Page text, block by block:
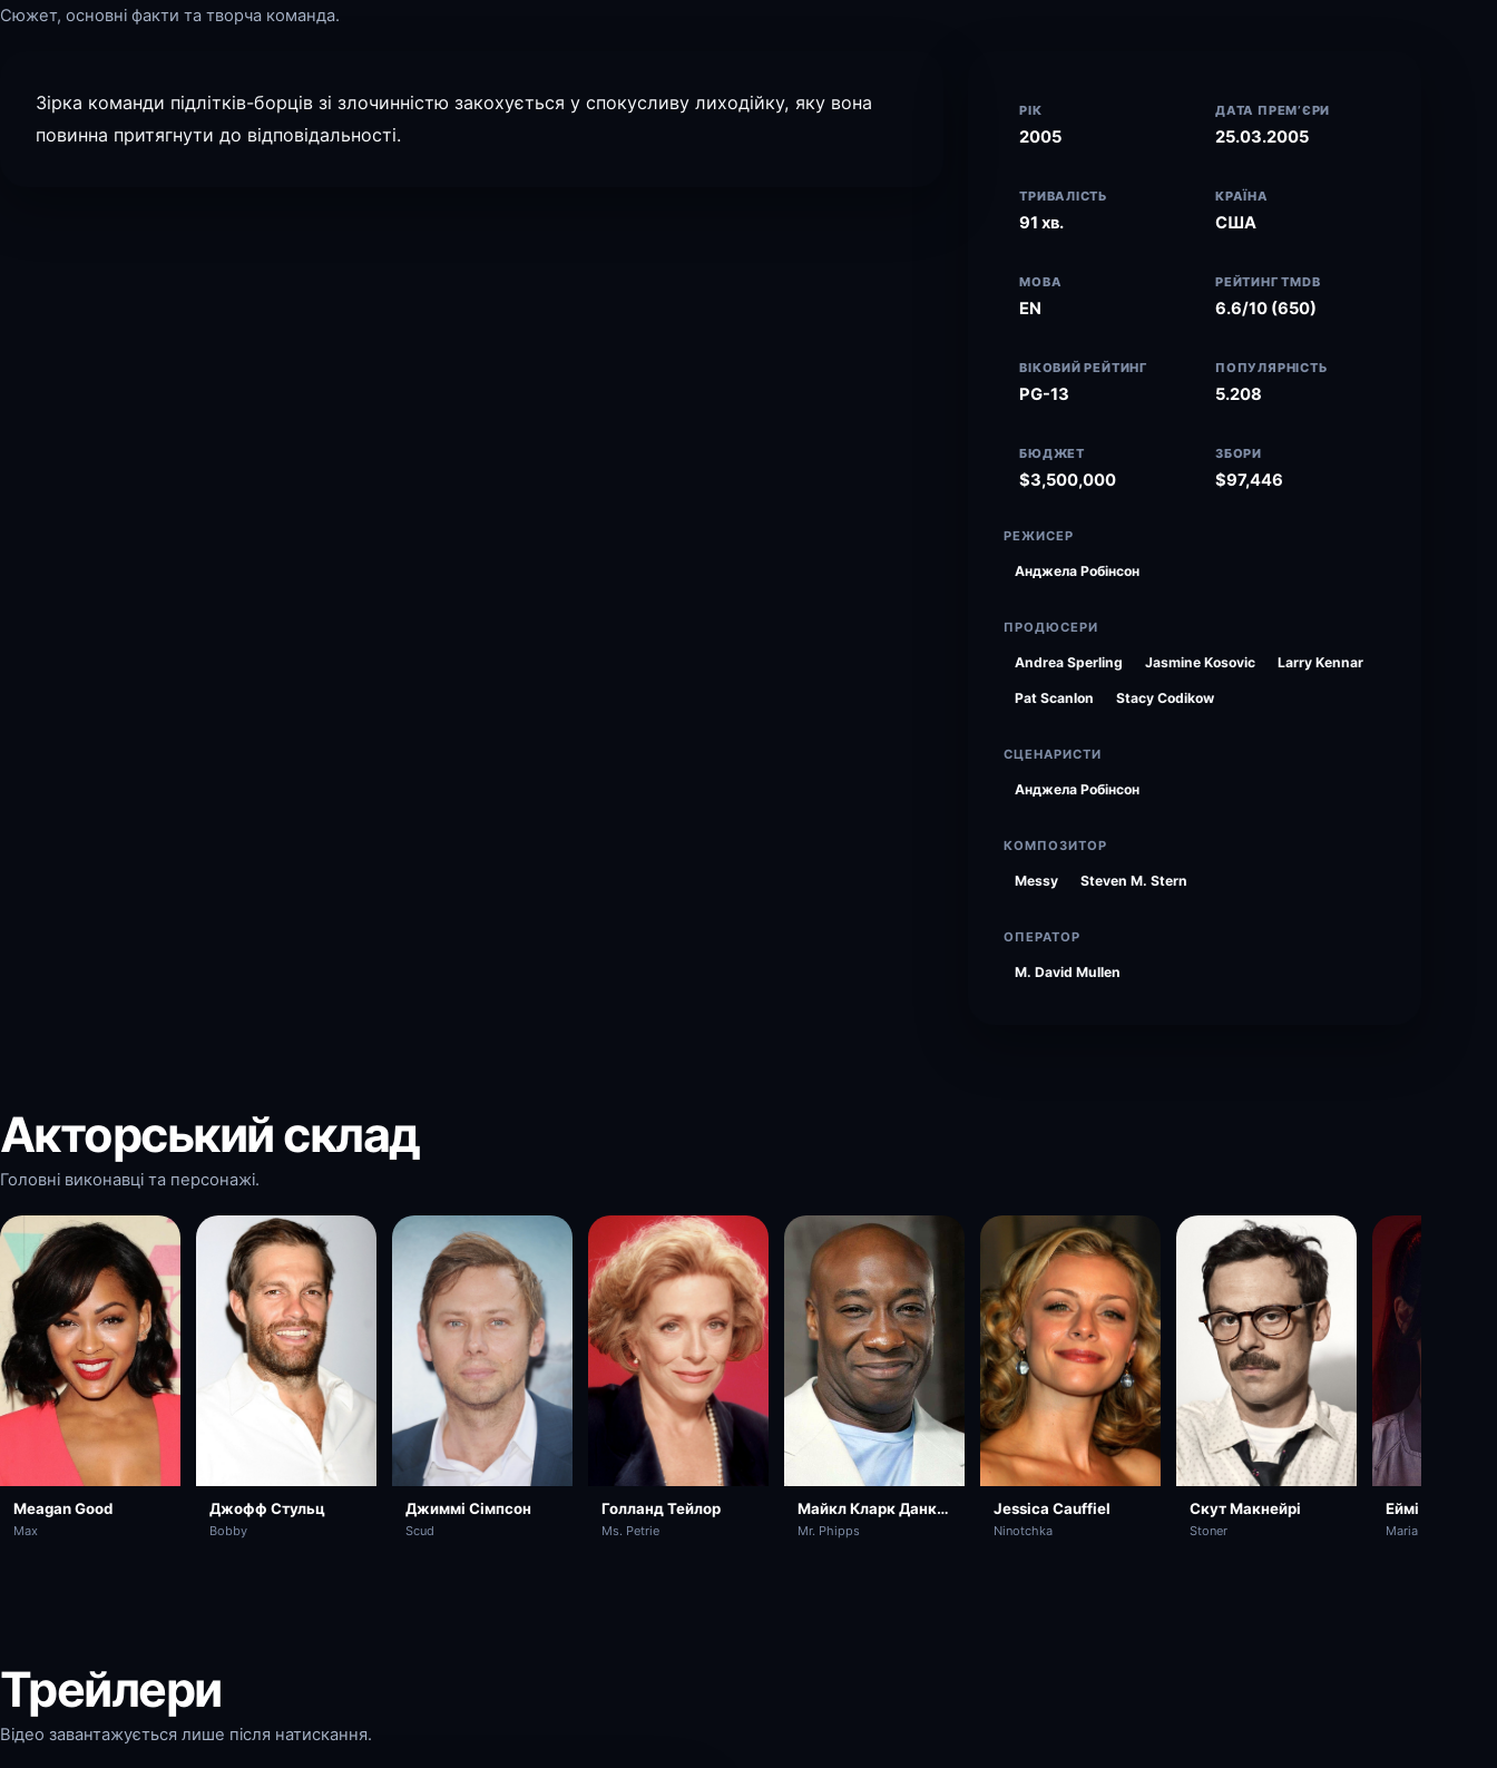
Сюжет, основні факти та творча команда.
Зірка команди підлітків-борців зі злочинністю закохується у спокусливу лиходійку, яку вона
повинна притягнути до відповідальності.
РІК
2005
ДАТА ПРЕМ’ЄРИ
25.03.2005
ТРИВАЛІСТЬ
91 хв.
КРАЇНА
США
МОВА
EN
РЕЙТИНГ TMDB
6.6/10 (650)
ВІКОВИЙ РЕЙТИНГ
PG-13
ПОПУЛЯРНІСТЬ
5.208
БЮДЖЕТ
$3,500,000
ЗБОРИ
$97,446
РЕЖИСЕР
Анджела Робінсон
ПРОДЮСЕРИ
Andrea Sperling Jasmine Kosovic Larry Kennar
Pat Scanlon Stacy Codikow
СЦЕНАРИСТИ
Анджела Робінсон
КОМПОЗИТОР
Messy Steven M. Stern
ОПЕРАТОР
M. David Mullen
Акторський склад
Головні виконавці та персонажі.
Meagan Good
Max
Джофф Стульц
Bobby
Джиммі Сімпсон
Scud
Голланд Тейлор
Ms. Petrie
Майкл Кларк Данкан
Mr. Phipps
Jessica Cauffiel
Ninotchka
Скут Макнейрі
Stoner
Еймі Ґарсія
Maria
Трейлери
Відео завантажується лише після натискання.